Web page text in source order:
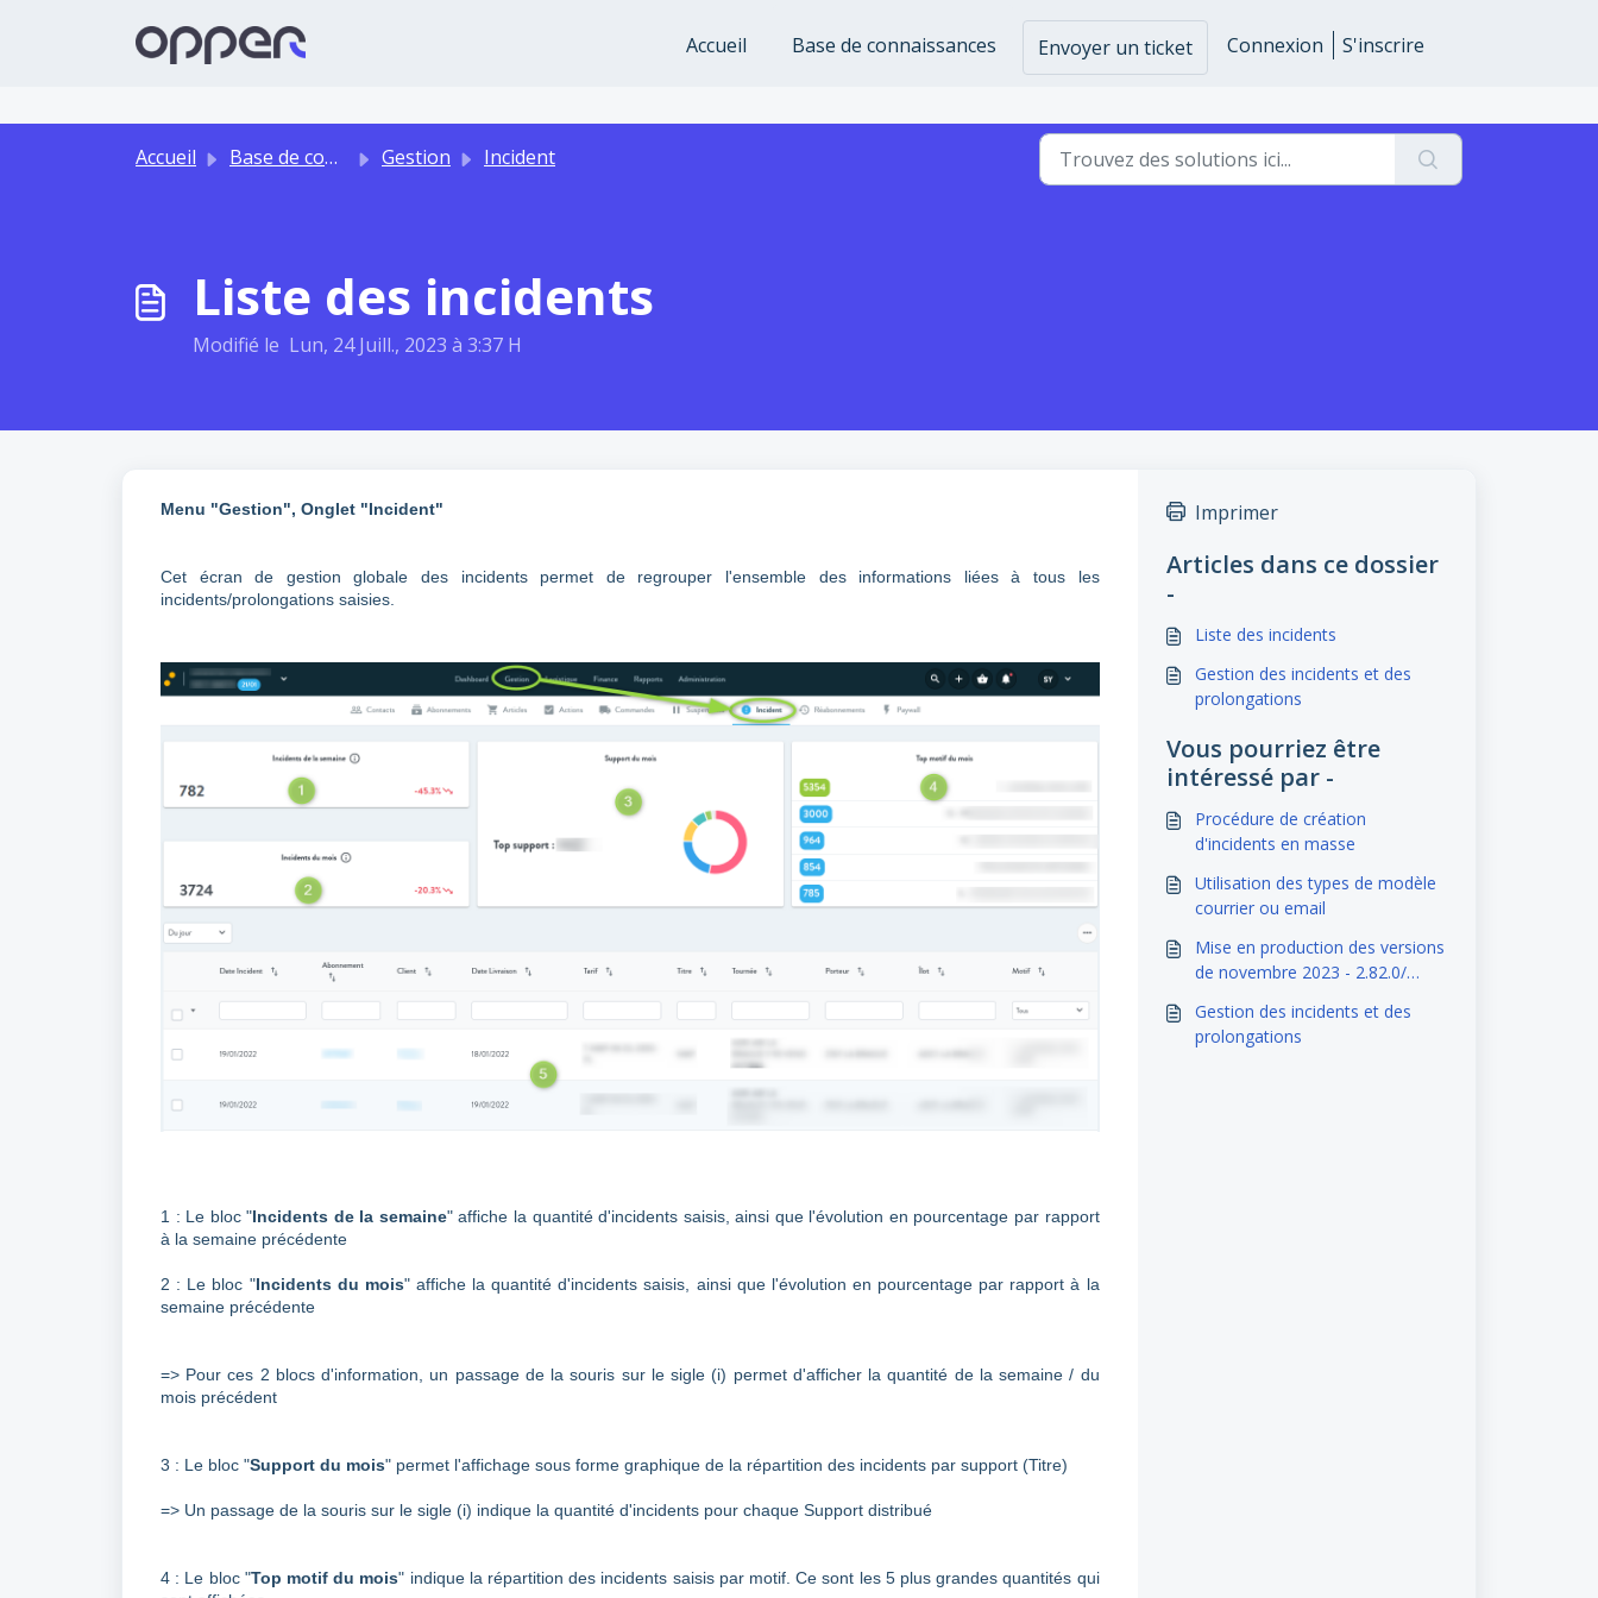
Accueil
Base de connaissances Envoyer un ticket Connexion S'inscrire
Accueil Base de connaissances Gestion Incident
Liste des incidents
Modifié le Lun, 24 Juill., 2023 à 3:37 H
Menu "Gestion", Onglet "Incident"
Cet écran de gestion globale des incidents permet de regrouper l'ensemble des informations liées à tous les
incidents/prolongations saisies.
1 : Le bloc "Incidents de la semaine" affiche la quantité d'incidents saisis, ainsi que l'évolution en pourcentage par rapport
à la semaine précédente
2 : Le bloc "Incidents du mois" affiche la quantité d'incidents saisis, ainsi que l'évolution en pourcentage par rapport à la
semaine précédente
=> Pour ces 2 blocs d'information, un passage de la souris sur le sigle (i) permet d'afficher la quantité de la semaine / du
mois précédent
3 : Le bloc "Support du mois" permet l'affichage sous forme graphique de la répartition des incidents par support (Titre)
=> Un passage de la souris sur le sigle (i) indique la quantité d'incidents pour chaque Support distribué
4 : Le bloc "Top motif du mois" indique la répartition des incidents saisis par motif. Ce sont les 5 plus grandes quantités qui
Imprimer
Articles dans ce dossier
-
Liste des incidents
Gestion des incidents et des
prolongations
Vous pourriez être
intéressé par -
Procédure de création
d'incidents en masse
Utilisation des types de modèle
courrier ou email
Mise en production des versions
de novembre 2023 - 2.82.0/
Gestion des incidents et des
prolongations